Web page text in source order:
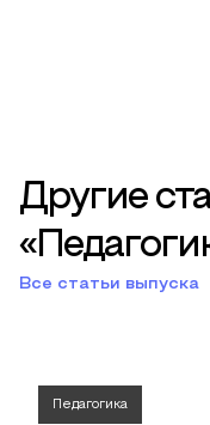
Другие
Все статьи выпуска
Педагогика